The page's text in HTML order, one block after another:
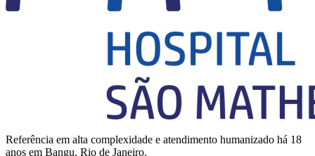
Referência em alta complexidade e atendimento humanizado há 18
anos em Bangu, Rio de Janeiro.